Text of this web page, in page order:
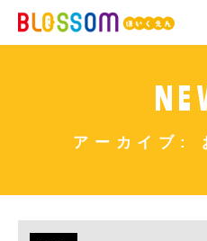
アーカイブ: